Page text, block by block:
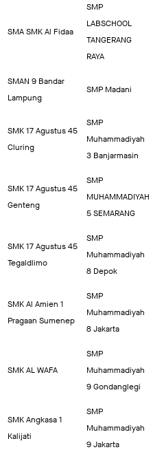
SMA SMK Al Fidaa
SMP
LABSCHOOL
TANGERANG
RAYA
SMAN 9 Bandar
Lampung
SMP Madani
SMK 17 Agustus 45
Cluring
SMP
Muhammadiyah
3 Banjarmasin
SMK 17 Agustus 45
Genteng
SMP
MUHAMMADIYAH
5 SEMARANG
SMK 17 Agustus 45
Tegaldlimo
SMP
Muhammadiyah
8 Depok
SMK Al Amien 1
Pragaan Sumenep
SMP
Muhammadiyah
8 Jakarta
SMK AL WAFA
SMP
Muhammadiyah
9 Gondanglegi
SMK Angkasa 1
Kalijati
SMP
Muhammadiyah
9 Jakarta